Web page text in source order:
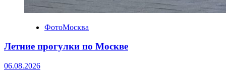
ФотоМосква
Летние прогулки по Москве
06.08.2026